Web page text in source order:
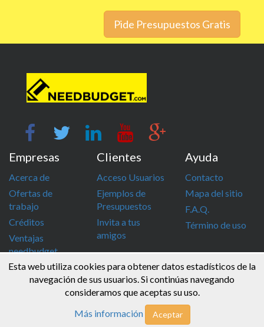
Pide Presupuestos Gratis
Esta web utiliza cookies para obtener datos estadísticos de la
navegación de sus usuarios. Si continúas navegando
consideramos que aceptas su uso.
Más información
Aceptar
Empresas
Acerca de
Ofertas de
trabajo
Créditos
Ventajas
needbudget
Clientes
Acceso Usuarios
Ejemplos de
Presupuestos
Invita a tus
amigos
Ayuda
Contacto
Mapa del sitio
F.A.Q.
Término de uso
info@needbudget.com
968 862 247
© Needbudget 2015 - 2026 . Todos los derechos reservados